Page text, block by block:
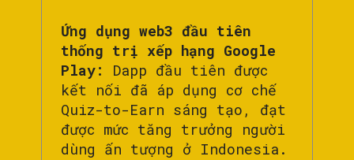
Ứng dụng web3 đầu tiên
thống trị xếp hạng Google
Play:
Dapp đầu tiên được
kết nối đã áp dụng cơ chế
Quiz-to-Earn sáng tạo, đạt
được mức tăng trưởng người
dùng ấn tượng ở Indonesia.